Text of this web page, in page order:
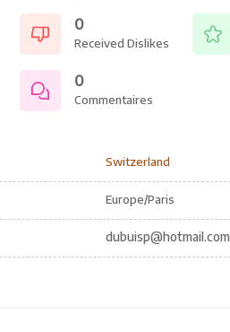
0
Received Dislikes
0
Commentaires
Switzerland
Europe/Paris
dubuisp@hotmail.com